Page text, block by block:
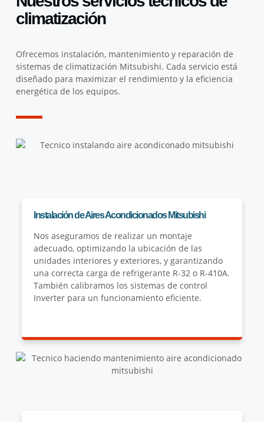
climatización
Ofrecemos instalación, mantenimiento y reparación de
sistemas de climatización Mitsubishi. Cada servicio está
diseñado para maximizar el rendimiento y la eficiencia
energética de los equipos.
Instalación de Aires Acondicionados Mitsubishi
Nos aseguramos de realizar un montaje
adecuado, optimizando la ubicación de las
unidades interiores y exteriores, y garantizando
una correcta carga de refrigerante R-32 o R-410A.
También calibramos los sistemas de control
Inverter para un funcionamiento eficiente.